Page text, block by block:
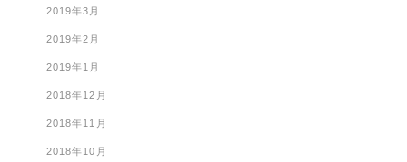
2019年3月
2019年2月
2019年1月
2018年12月
2018年11月
2018年10月